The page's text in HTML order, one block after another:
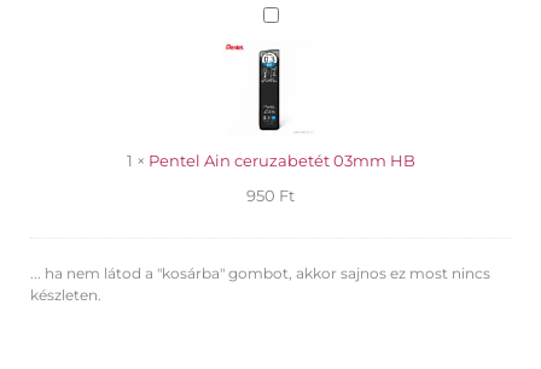
Pentel
ceruzabetét
03mm
HB
1 × Pentel Ain ceruzabetét 03mm HB
950 Ft
... ha nem látod a "kosárba" gombot, akkor sajnos ez most nincs
készleten.